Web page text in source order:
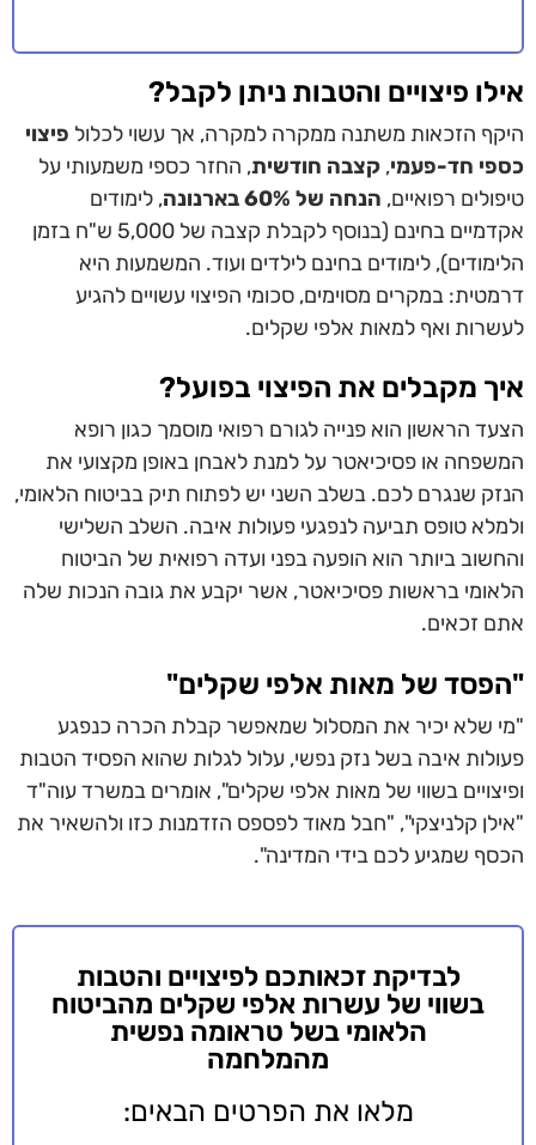
אילו פיצויים והטבות ניתן לקבל?
היקף הזכאות משתנה ממקרה למקרה, אך עשוי לכלול פיצוי
כספי חד-פעמי, קצבה חודשית, החזר כספי משמעותי על
טיפולים רפואיים, הנחה של 60% בארנונה
, לימודים
אקדמיים בחינם (בנוסף לקבלת קצבה של 5,000 ש"ח בזמן
הלימודים), לימודים בחינם לילדים ועוד. המשמעות היא
דרמטית: במקרים מסוימים, סכומי הפיצוי עשויים להגיע
לעשרות ואף למאות אלפי שקלים.
איך מקבלים את הפיצוי בפועל?
הצעד הראשון הוא פנייה לגורם רפואי מוסמך כגון רופא
המשפחה או פסיכיאטר על למנת לאבחן באופן מקצועי את
הנזק שנגרם לכם. בשלב השני יש לפתוח תיק בביטוח הלאומי,
ולמלא טופס תביעה לנפגעי פעולות איבה. השלב השלישי
והחשוב ביותר הוא הופעה בפני ועדה רפואית של הביטוח
הלאומי בראשות פסיכיאטר, אשר יקבע את גובה הנכות שלה
אתם זכאים.
"הפסד של מאות אלפי שקלים"
"מי שלא יכיר את המסלול שמאפשר קבלת הכרה כנפגע
פעולות איבה בשל נזק נפשי, עלול לגלות שהוא הפסיד הטבות
ופיצויים בשווי של מאות אלפי שקלים", אומרים במשרד עוה"ד
"אילן קלניצקי", "חבל מאוד לפספס הזדמנות כזו ולהשאיר את
הכסף שמגיע לכם בידי המדינה".
לבדיקת זכאותכם לפיצויים והטבות
בשווי של עשרות אלפי שקלים מהביטוח
הלאומי בשל טראומה נפשית
מהמלחמה
מלאו את הפרטים הבאים: